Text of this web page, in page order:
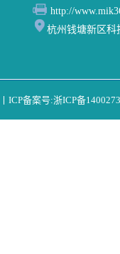
http://
杭州钱塘新区科
ICP备案号:浙ICP备